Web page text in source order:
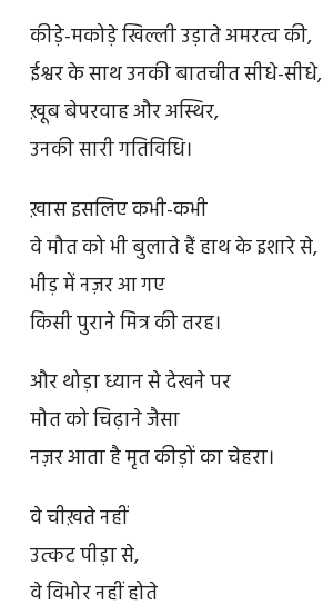
कीड़े-मकोड़े खिल्ली उड़ाते अमरत्व की,
ईश्वर के साथ उनकी बातचीत सीधे-सीधे,
ख़ूब बेपरवाह और अस्थिर,
उनकी सारी गतिविधि।
ख़ास इसलिए कभी-कभी
वे मौत को भी बुलाते हैं हाथ के इशारे से,
भीड़ में नज़र आ गए
किसी पुराने मित्र की तरह।
और थोड़ा ध्यान से देखने पर
मौत को चिढ़ाने जैसा
नज़र आता है मृत कीड़ों का चेहरा।
वे चीख़ते नहीं
उत्कट पीड़ा से,
वे विभोर नहीं होते